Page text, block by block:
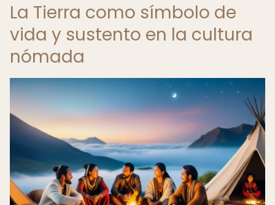
La Tierra como símbolo de
vida y sustento en la cultura
nómada